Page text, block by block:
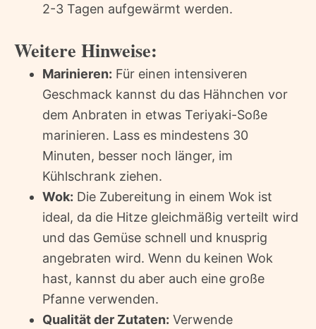
2-3 Tagen aufgewärmt werden.
Weitere Hinweise:
Marinieren: Für einen intensiveren
Geschmack kannst du das Hähnchen vor
dem Anbraten in etwas Teriyaki-Soße
marinieren. Lass es mindestens 30
Minuten, besser noch länger, im
Kühlschrank ziehen.
Wok: Die Zubereitung in einem Wok ist
ideal, da die Hitze gleichmäßig verteilt wird
und das Gemüse schnell und knusprig
angebraten wird. Wenn du keinen Wok
hast, kannst du aber auch eine große
Pfanne verwenden.
Qualität der Zutaten: Verwende